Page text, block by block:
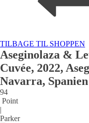
Portugal
DESSERTVIN
FrankrigTyskland
THAI OG CHILI
Okse Og kalv
Fjerkræ
Lam
den søde tand
TILBAGE TIL SHOPPEN
Aseginolaza &
Cuvée, 2022,
Navarra, Spanien
94
Point
|
Parker